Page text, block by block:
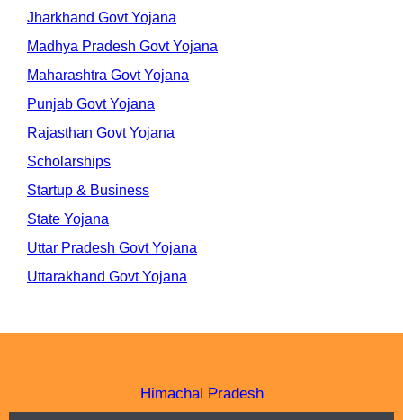
Jharkhand Govt Yojana
Madhya Pradesh Govt Yojana
Maharashtra Govt Yojana
Punjab Govt Yojana
Rajasthan Govt Yojana
Scholarships
Startup & Business
State Yojana
Uttar Pradesh Govt Yojana
Uttarakhand Govt Yojana
Himachal Pradesh